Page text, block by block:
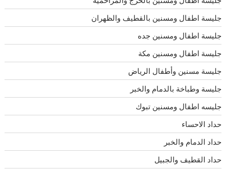
جليسة اطفال ومسنين بالقطيف والظهران
جليسة اطفال ومسنين جده
جليسة اطفال ومسنين مكة
جليسة مسنين وأطفال الرياض
جليسة وطباخة بالدمام والخبر
جليسه اطفال ومسنين تبوك
حداد الاحساء
حداد الدمام والخبر
حداد القطيف والجبيل